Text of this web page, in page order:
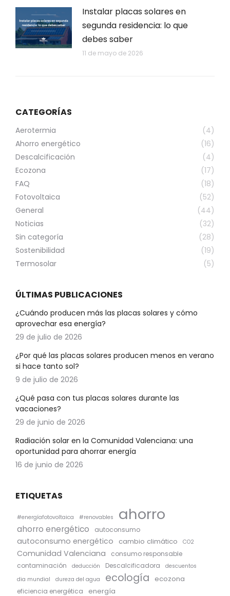
Instalar placas solares en
segunda residencia: lo que
debes saber
11 de mayo de 2026
CATEGORÍAS
Aerotermia
(4)
Ahorro energético
(16)
Descalcificación
(4)
Ecozona
(17)
FAQ
(18)
Fotovoltaica
(52)
General
(44)
Noticias
(32)
Sin categoría
(28)
Sostenibilidad
(19)
Termosolar
(5)
ÚLTIMAS PUBLICACIONES
¿Cuándo producen más las placas solares y cómo
aprovechar esa energía?
29 de julio de 2026
¿Por qué las placas solares producen menos en verano
si hace tanto sol?
9 de julio de 2026
¿Qué pasa con tus placas solares durante las
vacaciones?
29 de junio de 2026
Radiación solar en la Comunidad Valenciana: una
oportunidad para ahorrar energía
16 de junio de 2026
ETIQUETAS
#energíafotovoltaica #renovables ahorro
ahorro energético autoconsumo
autoconsumo energético cambio climático CO2
Comunidad Valenciana
consumo responsable
contaminación
deducción Descalcificadora
descuentos
dia mundial
dureza del agua ecología ecozona
eficiencia energética energía